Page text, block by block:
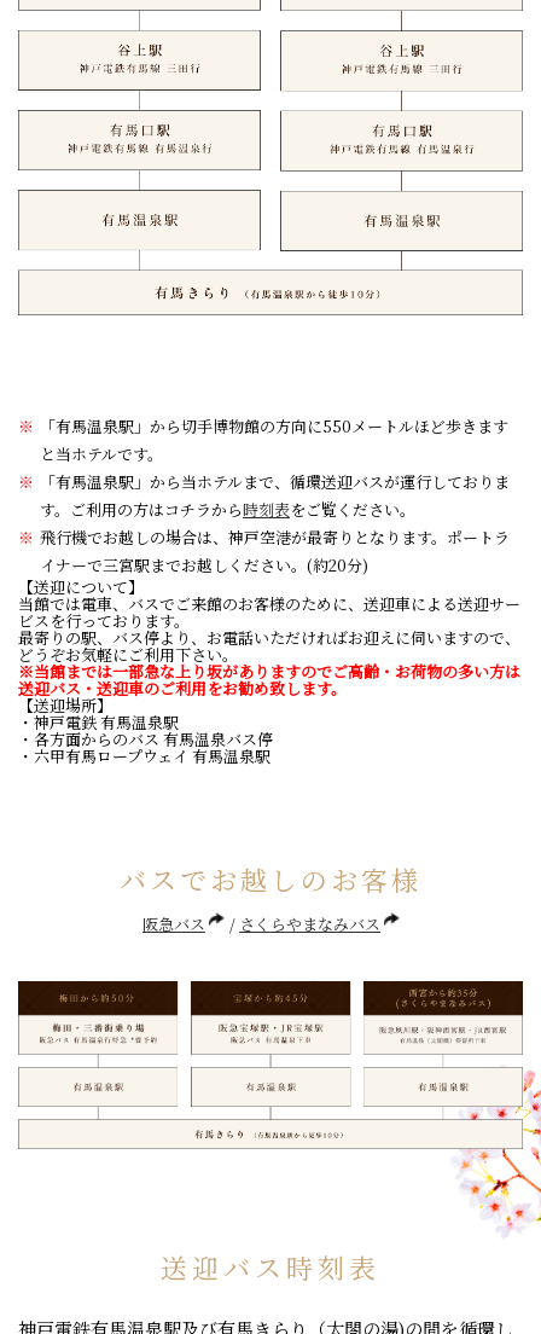
「有馬温泉駅」から切手博物館の方向に550メートルほど歩きます
と当ホテルです。
「有馬温泉駅」から当ホテルまで、循環送迎バスが運行しておりま
す。ご利用の方はコチラから時刻表をご覧ください。
飛行機でお越しの場合は、神戸空港が最寄りとなります。ポートラ
イナーで三宮駅までお越しください。(約20分)
【送迎について】
当館では電車、バスでご来館のお客様のために、送迎車による送迎サー
ビスを行っております。
最寄りの駅、バス停より、お電話いただければお迎えに伺いますので、
どうぞお気軽にご利用下さい。
※当館までは一部急な上り坂がありますのでご高齢・お荷物の多い方は
送迎バス・送迎車のご利用をお勧め致します。
【送迎場所】
・神戸電鉄 有馬温泉駅
・各方面からのバス 有馬温泉バス停
・六甲有馬ロープウェイ 有馬温泉駅
バスでお越しのお客様
阪急バス さくらやまなみバス
送迎バス時刻表
神戸電鉄有馬温泉駅及び有馬きらり（太閤の湯)の間を循環し